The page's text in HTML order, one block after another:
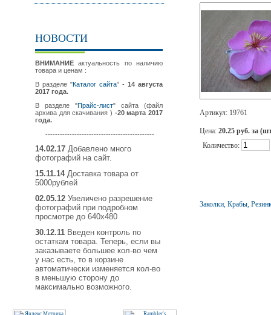
НОВОСТИ
ВНИМАНИЕактуальность по наличию
товара и ценам :
В разделе "Каталог сайта" - 14 августа
2017 года.
В разделе "Прайс-лист" сайта (файл
архива для скачивания ) -20 марта 2017
года.
---------------------------------------------
14.02.17 Добавлено много
фотографий на сайт.
15.11.14 Доставка товара от
5000рублей
02.05.12 Увеличено разрешение
фотографий при подробном
просмотре до 640х480
30.12.11 Введен контроль по
остаткам товара. Теперь, если вы
заказываете большее кол-во чем
у нас есть, то в корзине
автоматически изменяется кол-во
в меньшую сторону до
максимально возможного.
Артикул: 19761
Цена: 20.25 руб. за
Количество:
Заколки, Крабы,